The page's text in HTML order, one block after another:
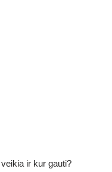
ir kur gauti?